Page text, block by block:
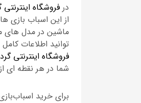
در فروشگاه اینترنتی
از این اسباب بازی
ماشین در مدل های
توانید اطلاعات
فروشگاه اینترنتی
شما در هر نقطه ای
برای خرید